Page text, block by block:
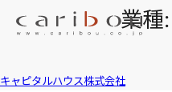
業種:
キャピタルハウス株式会社